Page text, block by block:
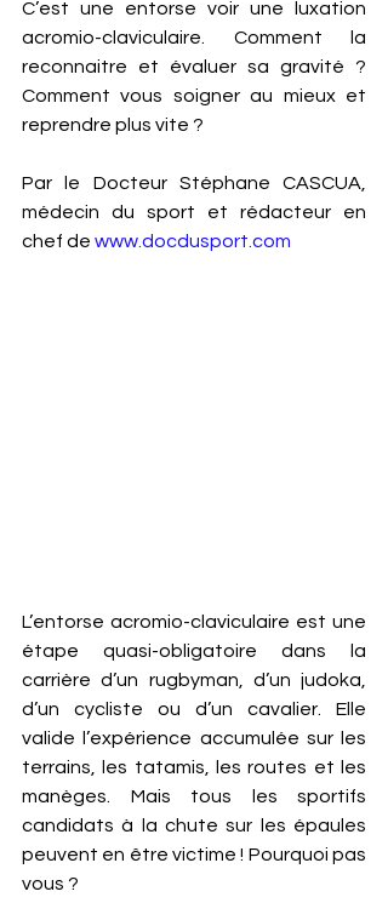
C’est une entorse voir une luxation
acromio-claviculaire. Comment la
reconnaitre et évaluer sa gravité ?
Comment vous soigner au mieux et
reprendre plus vite ?
Par le Docteur Stéphane CASCUA,
médecin du sport et rédacteur en
chef de www.docdusport.com
L’entorse acromio-claviculaire est une
étape quasi-obligatoire dans la
carrière d’un rugbyman, d’un judoka,
d’un cycliste ou d’un cavalier. Elle
valide l’expérience accumulée sur les
terrains, les tatamis, les routes et les
manèges. Mais tous les sportifs
candidats à la chute sur les épaules
peuvent en être victime ! Pourquoi pas
vous ?